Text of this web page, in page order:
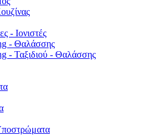
- Ιονιστές
- Θαλάσσης
- Ταξιδιού - Θαλάσσης